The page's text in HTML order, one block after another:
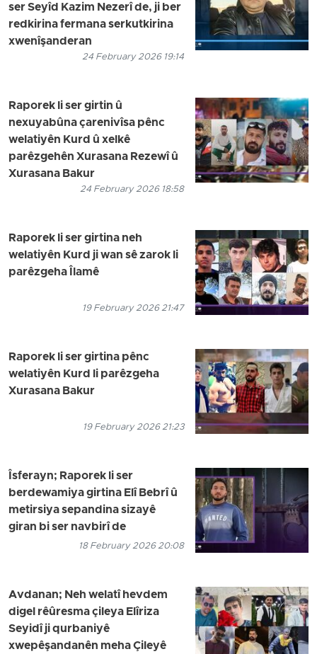
ser Seyîd Kazim Nezerî de, ji ber
redkirina fermana serkutkirina
xwenîşanderan
24 February 2026 19:14
Raporek li ser girtin û
nexuyabûna çarenivîsa pênc
welatiyên Kurd û xelkê
parêzgehên Xurasana Rezewî û
Xurasana Bakur
24 February 2026 18:58
Raporek li ser girtina neh
welatiyên Kurd ji wan sê zarok li
parêzgeha Îlamê
19 February 2026 21:47
Raporek li ser girtina pênc
welatiyên Kurd li parêzgeha
Xurasana Bakur
19 February 2026 21:23
Îsferayn; Raporek li ser
berdewamiya girtina Elî Bebrî û
metirsiya sepandina sizayê
giran bi ser navbirî de
18 February 2026 20:08
Avdanan; Neh welatî hevdem
digel rêûresma çileya Elîriza
Seyidî ji qurbaniyê
xwepêşandanên meha Çileyê